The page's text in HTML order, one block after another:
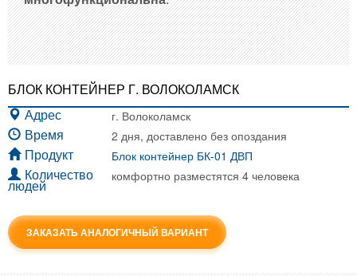
БЛОК КОНТЕЙНЕР Г. ВОЛОКОЛАМСК
Адрес г. Волоколамск
Время 2 дня, доставлено без опоздания
Продукт Блок контейнер БК-01 ДВП
Количество
людей
комфортно разместятся 4 человека
ЗАКАЗАТЬ АНАЛОГИЧНЫЙ ВАРИАНТ